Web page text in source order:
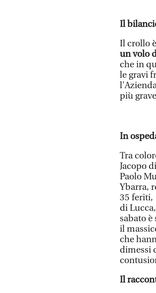
Il
Il crollo
un volo
che in
le gravi
più
In
Tra
Jacopo
Paolo
Ybarra,
35 feriti,
di
sabato
il
che
dimessi
Il